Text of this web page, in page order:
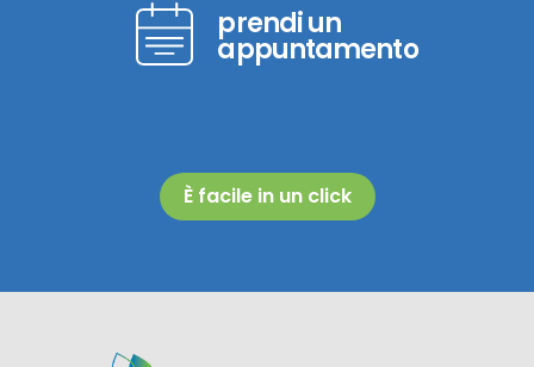
prendi un
appuntamento
È facile in un click